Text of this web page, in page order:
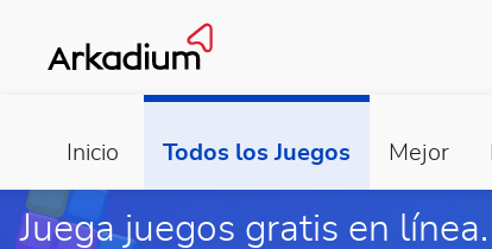
Inicio Todos los Juegos Mejor
Juega juegos gratis en línea.